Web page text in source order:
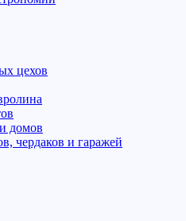
цехов
домов
чердаков и гаражей